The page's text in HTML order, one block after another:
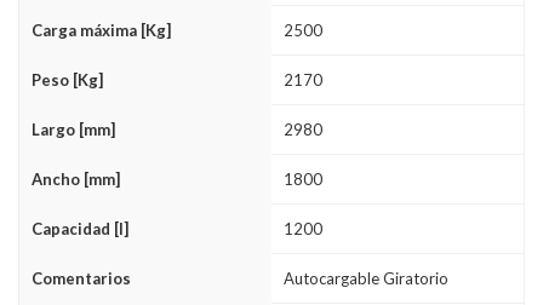
Carga máxima [Kg] 2500
Peso [Kg] 2170
Largo [mm] 2980
Ancho [mm] 1800
Capacidad [l] 1200
Comentarios Autocargable Giratorio